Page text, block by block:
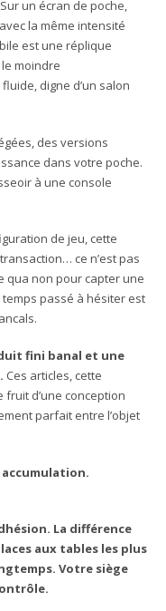
un écran de poche,
la même intensité
est une réplique
moindre
digne d’un salon
des versions
dans votre poche.
à une console
de jeu, cette
ce n’est pas
qua non pour capter une
passé à hésiter est
fini banal et une
Ces articles, cette
d’une conception
parfait entre l’objet
accumulation.
La différence
aux tables les plus
Votre siège